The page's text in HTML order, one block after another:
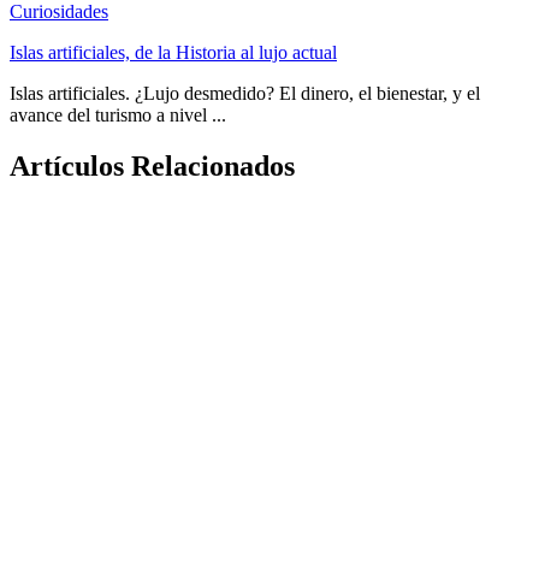
Curiosidades
Islas artificiales, de la Historia al lujo actual
Islas artificiales. ¿Lujo desmedido? El dinero, el bienestar, y el
avance del turismo a nivel ...
Artículos Relacionados